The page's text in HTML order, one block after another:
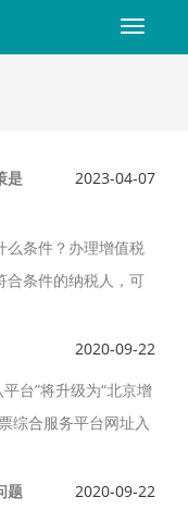
Toggle
是
2023-04-07
么条件？办理增值税
合条件的纳税人，可
2020-09-22
台”将升级为“北京增
综合服务平台网址入
题
2020-09-22